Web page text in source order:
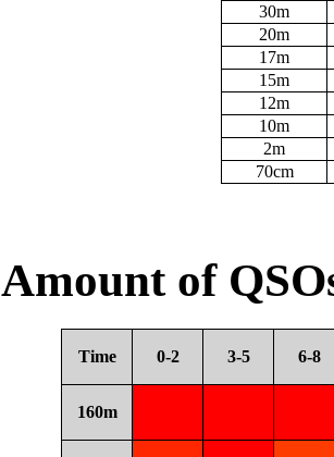
30m
20m
17m
15m
12m
10m
2m
70cm
Amount of
Time 0-2 3-5 6-8
160m